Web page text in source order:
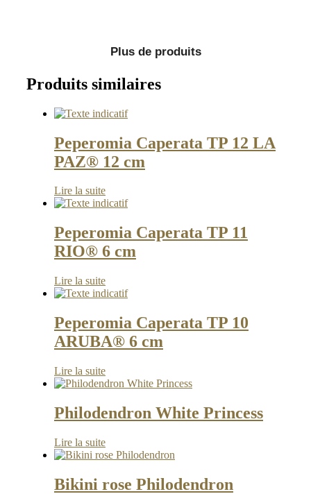
Plus de produits
Produits similaires
Peperomia Caperata TP 12 LA
PAZ® 12 cm
Lire la suite
Peperomia Caperata TP 11
RIO® 6 cm
Lire la suite
Peperomia Caperata TP 10
ARUBA® 6 cm
Lire la suite
Philodendron White Princess
Lire la suite
Bikini rose Philodendron